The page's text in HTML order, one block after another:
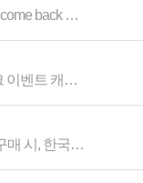
[이벤트] 몰리 재구매 고객을 위한 Welcome back 이벤트!
[이벤트 발표] 2020년 설맞이 출석체크 이벤트 캐시백 당첨자 발표
[공지](조기종료) Carter’s & OshKosh 구매 시, 한국 무료배송